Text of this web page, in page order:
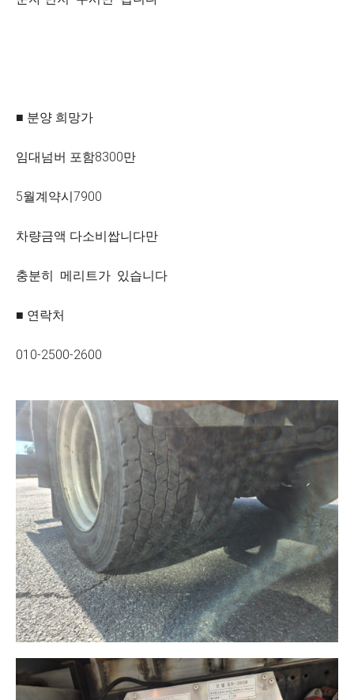
■ 분양 희망가
임대넘버 포함8300만
5월계약시7900
차량금액 다소비쌉니다만
충분히 메리트가 있습니다
■ 연락처
010-2500-2600